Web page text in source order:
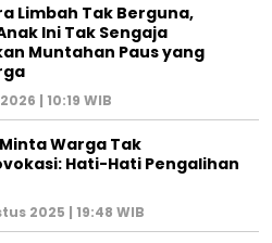
Limbah Tak Berguna,
Ini Tak Sengaja
Muntahan Paus yang
| 10:19 WIB
Minta Warga Tak
Hati-Hati Pengalihan
2025 | 19:48 WIB